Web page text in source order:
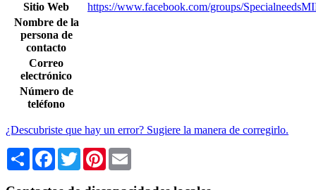
Sitio Web
https://www.facebook.com/groups/
Nombre de la
persona de
contacto
Correo
electrónico
Número de
teléfono
¿Descubriste que hay un error? Sugiere la manera de corregirlo.
Share Facebook
TwitterPinterest